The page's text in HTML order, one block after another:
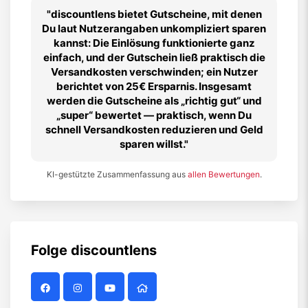
discountlens bietet Gutscheine, mit denen
Du laut Nutzerangaben unkompliziert sparen
kannst: Die Einlösung funktionierte ganz
einfach, und der Gutschein ließ praktisch die
Versandkosten verschwinden; ein Nutzer
berichtet von 25€ Ersparnis. Insgesamt
werden die Gutscheine als „richtig gut“ und
„super“ bewertet — praktisch, wenn Du
schnell Versandkosten reduzieren und Geld
sparen willst.
KI-gestützte Zusammenfassung aus allen Bewertungen.
Folge discountlens